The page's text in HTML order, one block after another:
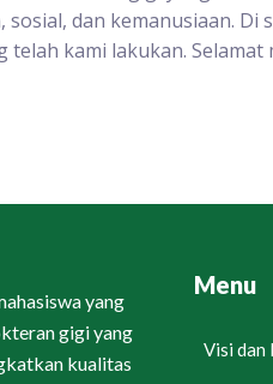
sosial, dan kemanusiaan.
kami lakukan. Selamat
yang
gigi yang
kualitas
Menu
Visi dan